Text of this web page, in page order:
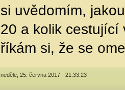
si uvědomím,
20 a kolik cestující
říkám si, že se
neděle, 25. června 2017 - 21:33:23